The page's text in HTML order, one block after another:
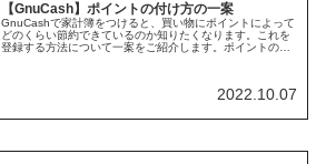
【GnuCash】ポイントの付け方の一案
GnuCashで家計簿をつけると、買い物にポイントによって
どのくらい節約できているのか知りたくなります。これを
登録する方法について一案をご紹介します。ポイントの管
2022.10.07